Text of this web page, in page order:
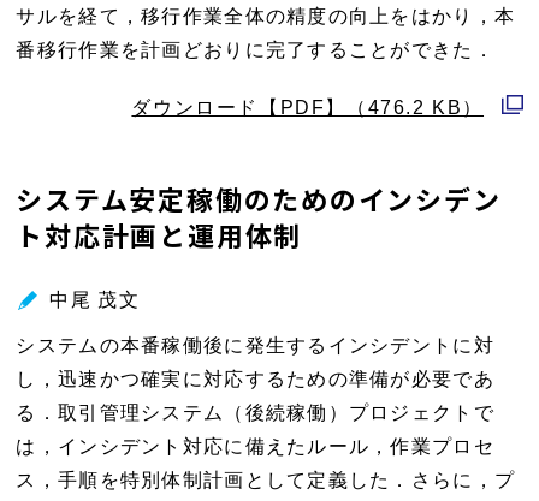
サルを経て，移行作業全体の精度の向上をはかり，本
番移行作業を計画どおりに完了することができた．
ダウンロード【PDF】（476.2 KB）
ィ
で
システム安定稼働のためのインシデン
ト対応計画と運用体制
中尾 茂文
システムの本番稼働後に発生するインシデントに対
し，迅速かつ確実に対応するための準備が必要であ
る．取引管理システム（後続稼働）プロジェクトで
は，インシデント対応に備えたルール，作業プロセ
ス，手順を特別体制計画として定義した．さらに，プ